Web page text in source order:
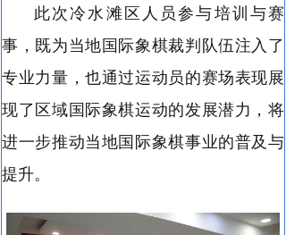
此次冷水滩区人员参与培训与赛
事，既为当地国际象棋裁判队伍注入了
专业力量，也通过运动员的赛场表现展
现了区域国际象棋运动的发展潜力，将
进一步推动当地国际象棋事业的普及与
提升。